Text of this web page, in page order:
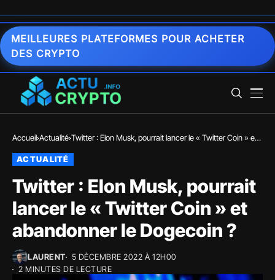
MEILLEURES PLATEFORMES POUR ACHETER
DES CRYPTO
Accueil Actualité Twitter : Elon Musk, pourrait lancer le « Twitter Coin » et
ACTUALITÉ
Twitter : Elon Musk, pourrait
lancer le « Twitter Coin » et
abandonner le Dogecoin ?
LAURENT
5 DÉCEMBRE 2022 À 12H00
2 MINUTES DE LECTURE